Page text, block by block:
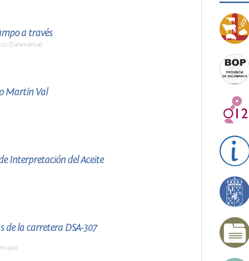
a través
(Salamanca)
Martín Val
Interpretación del Aceite
de la carretera DSA-307